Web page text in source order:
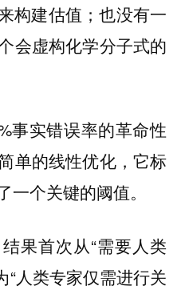
构建估值；也没有一
会虚构化学分子式的
事实错误率的革命性
单的线性优化，它标
个关键的阈值。
果首次从“需要人类
“人类专家仅需进行关